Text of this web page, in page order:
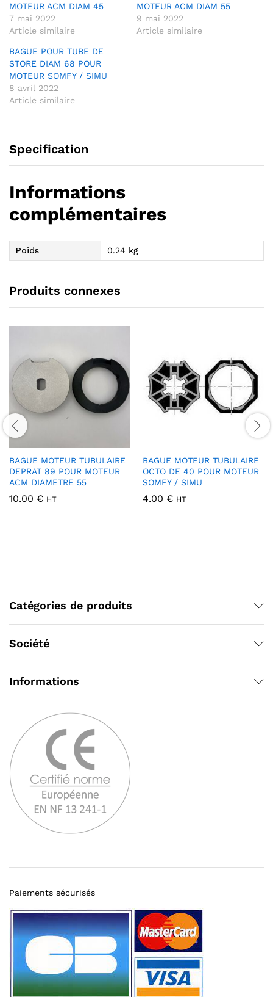
MOTEUR ACM DIAM 45
7 mai 2022
Article similaire
MOTEUR ACM DIAM 55
9 mai 2022
Article similaire
BAGUE POUR TUBE DE
STORE DIAM 68 POUR
MOTEUR SOMFY / SIMU
8 avril 2022
Article similaire
Specification
Informations
complémentaires
Poids 0.24 kg
Produits connexes
BAGUE MOTEUR TUBULAIRE
DEPRAT 89 POUR MOTEUR
ACM DIAMETRE 55
10.00 € HT
BAGUE MOTEUR TUBULAIRE
OCTO DE 40 POUR MOTEUR
SOMFY / SIMU
4.00 € HT
Catégories de produits
Société
Informations
Paiements sécurisés